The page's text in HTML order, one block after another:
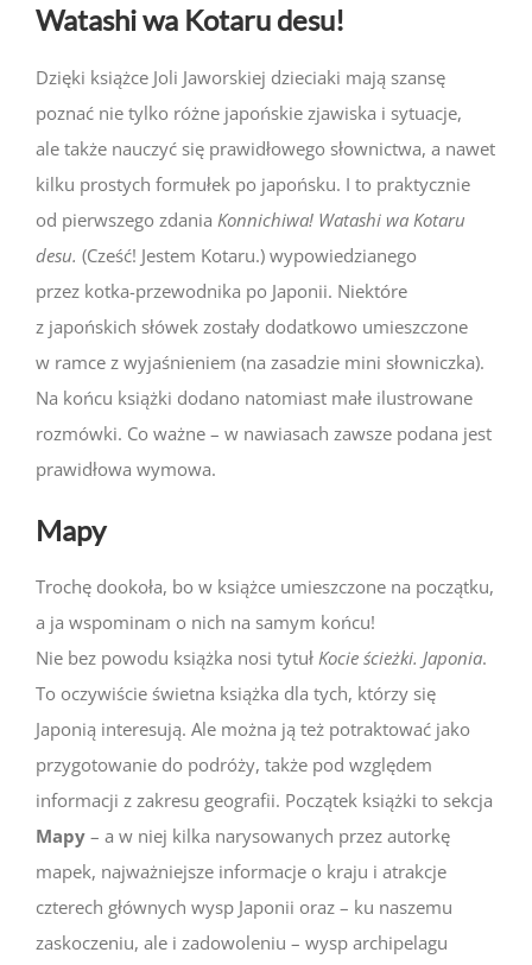
Watashi wa Kotaru desu!
Dzięki książce Joli Jaworskiej dzieciaki mają szansę
poznać nie tylko różne japońskie zjawiska i sytuacje,
ale także nauczyć się prawidłowego słownictwa, a nawet
kilku prostych formułek po japońsku. I to praktycznie
od pierwszego zdania Konnichiwa! Watashi wa Kotaru
desu. (Cześć! Jestem Kotaru.) wypowiedzianego
przez kotka-przewodnika po Japonii. Niektóre
z japońskich słówek zostały dodatkowo umieszczone
w ramce z wyjaśnieniem (na zasadzie mini słowniczka).
Na końcu książki dodano natomiast małe ilustrowane
rozmówki. Co ważne – w nawiasach zawsze podana jest
prawidłowa wymowa.
Mapy
Trochę dookoła, bo w książce umieszczone na początku,
a ja wspominam o nich na samym końcu!
Nie bez powodu książka nosi tytuł Kocie ścieżki. Japonia.
To oczywiście świetna książka dla tych, którzy się
Japonią interesują. Ale można ją też potraktować jako
przygotowanie do podróży, także pod względem
informacji z zakresu geografii. Początek książki to sekcja
Mapy – a w niej kilka narysowanych przez autorkę
mapek, najważniejsze informacje o kraju i atrakcje
czterech głównych wysp Japonii oraz – ku naszemu
zaskoczeniu, ale i zadowoleniu – wysp archipelagu